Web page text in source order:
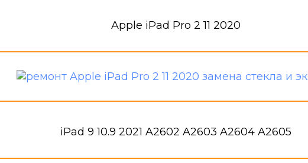
Apple iPad Pro 2 11 2020
iPad 9 10.9 2021 A2602 A2603 A2604 A2605